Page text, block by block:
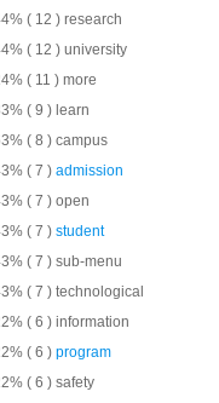
( 12 ) research
( 12 ) university
( 11 ) more
( 9 ) learn
( 8 ) campus
( 7 ) admission
( 7 ) open
( 7 ) student
( 7 ) sub-menu
( 7 ) technological
( 6 ) information
( 6 ) program
( 6 ) safety